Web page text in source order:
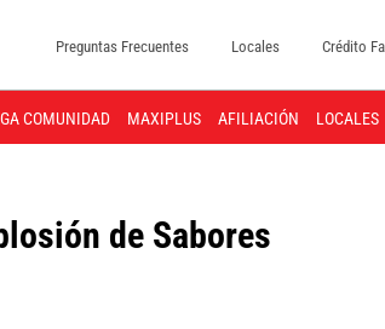
Preguntas Frecuentes Locales Crédito
COMUNIDAD MAXIPLUS AFILIACIÓN LOCALES
de Sabores